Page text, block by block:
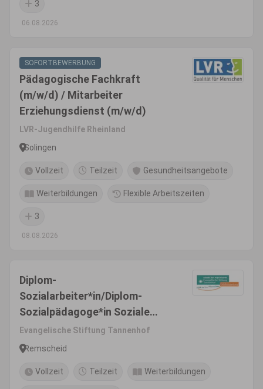
3
06.08.2026
SOFORTBEWERBUNG
Pädagogische Fachkraft
(m/w/d) / Mitarbeiter
Erziehungsdienst (m/w/d)
LVR-Jugendhilfe Rheinland
Solingen
Vollzeit Teilzeit Gesundheitsangebote
Weiterbildungen Flexible Arbeitszeiten
3
08.08.2026
Diplom-
Sozialarbeiter*in/Diplom-
Sozialpädagoge*in Soziale
Arbeit (BA)
Evangelische Stiftung Tannenhof
Remscheid
Vollzeit Teilzeit Weiterbildungen